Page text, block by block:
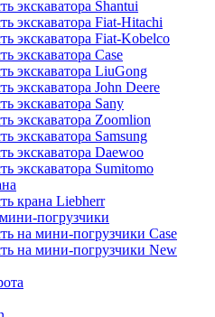
экскаватора Shantui
экскаватора Fiat-Hitachi
экскаватора Fiat-Kobelco
экскаватора Case
экскаватора LiuGong
экскаватора John Deere
экскаватора Sany
экскаватора Zoomlion
экскаватора Samsung
экскаватора Daewoo
экскаватора Sumitomo
крана Liebherr
погрузчики
на мини-погрузчики Case
на мини-погрузчики New